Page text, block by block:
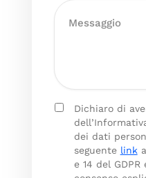
Dichiaro di
dei dati
seguente link
e 14 del